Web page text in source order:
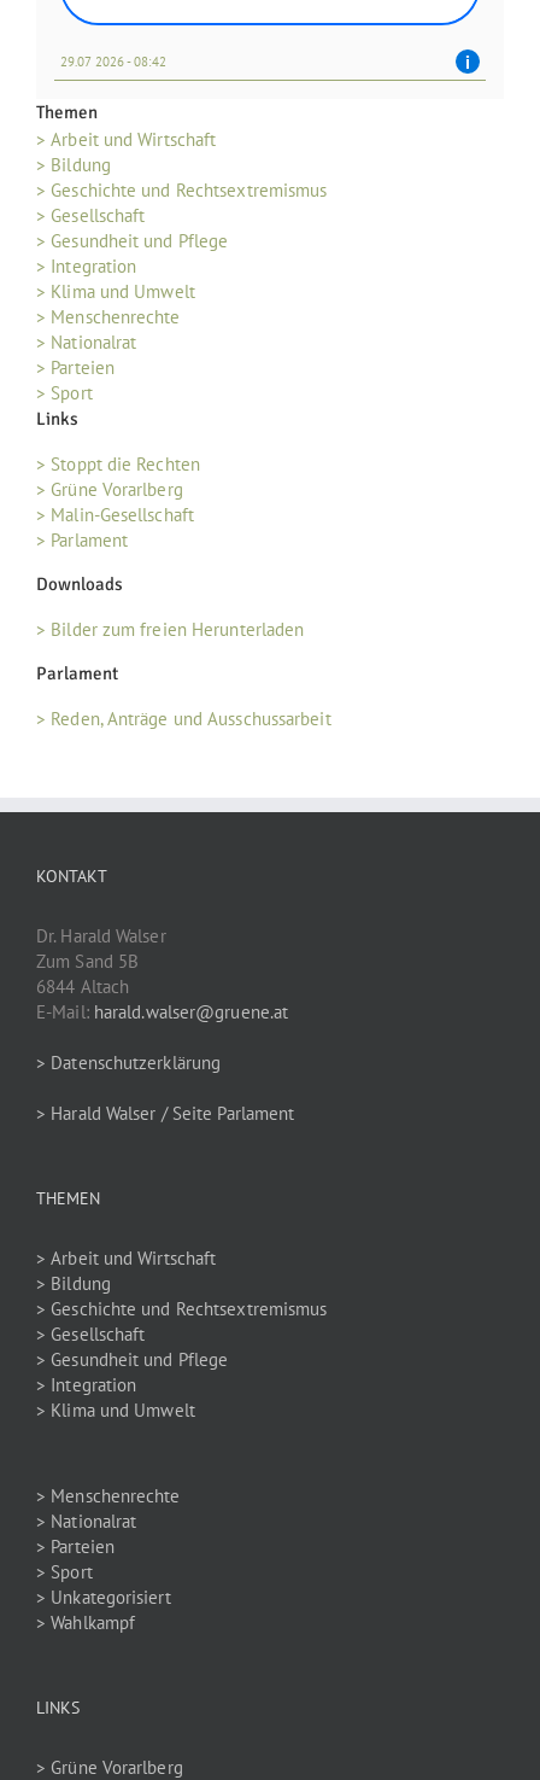
29.07 2026 - 08:42
Themen
> Arbeit und Wirtschaft
> Bildung
> Geschichte und Rechtsextremismus
> Gesellschaft
> Gesundheit und Pflege
> Integration
> Klima und Umwelt
> Menschenrechte
> Nationalrat
> Parteien
> Sport
Links
> Stoppt die Rechten
> Grüne Vorarlberg
> Malin-Gesellschaft
> Parlament
Downloads
> Bilder zum freien Herunterladen
Parlament
> Reden, Anträge und Ausschussarbeit
KONTAKT
Dr. Harald Walser
Zum Sand 5B
6844 Altach
E-Mail: harald.walser@gruene.at
> Datenschutzerklärung
> Harald Walser / Seite Parlament
THEMEN
> Arbeit und Wirtschaft
> Bildung
> Geschichte und Rechtsextremismus
> Gesellschaft
> Gesundheit und Pflege
> Integration
> Klima und Umwelt
> Menschenrechte
> Nationalrat
> Parteien
> Sport
> Unkategorisiert
> Wahlkampf
LINKS
> Grüne Vorarlberg